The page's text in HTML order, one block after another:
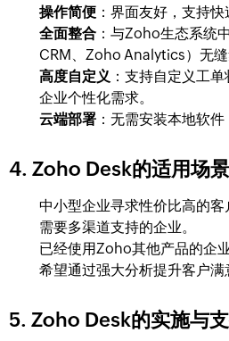
操作简便 ：界面友好，支持
全面整合 ：与Zoho生态系统
CRM、Zoho Analytics）无缝
高度自定义 ：支持自定义工
企业个性化需求。
云端部署 ：无需安装本地软件
4. Zoho Desk的适用场景
中小型企业寻求性价比高的客
需要多渠道支持的企业。
已经使用Zoho其他产品的企业
希望通过强大分析提升客户满
5. Zoho Desk的实施与